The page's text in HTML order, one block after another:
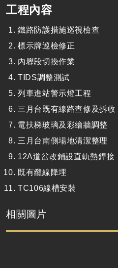
工程內容
鐵路防護措施巡視檢查
標示牌巡檢修正
內壢段切換作業
TIDS調整測試
列車進站警示燈工程
三月台既有線路查修及拆收
電扶梯玻璃及彩繪牆調整
三月台南側場地清潔整理
12A道岔改鋪設直軌熱銲接
既有纜線降埋
TC106線槽安裝
相關圖片